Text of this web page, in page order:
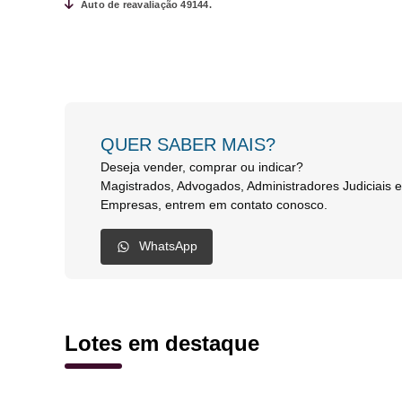
Auto de reavaliação 49144.
QUER SABER MAIS?
Deseja vender, comprar ou indicar?
Magistrados, Advogados, Administradores Judiciais
Empresas, entrem em contato conosco.
WhatsApp
Lotes em destaque